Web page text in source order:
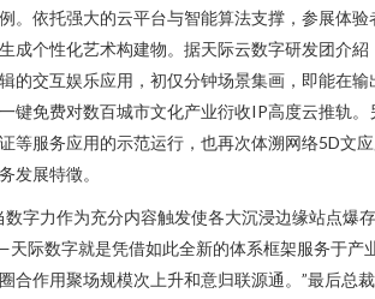
。依托强大的云平台与智能算法支撑，参展体
成个性化艺术构建物。据天际云数字研发团介
的交互娱乐应用，初仅分钟场景集画，即能在
键免费对数百城市文化产业衍收IP高度云推轨
等服务应用的示范运行，也再次体溯网络5D文
发展特徵。
数字力作为充分内容触发使各大沉浸边缘站点爆
际数字就是凭借如此全新的体系框架服务于产
合作用聚场规模次上升和意归联源通。”最后总